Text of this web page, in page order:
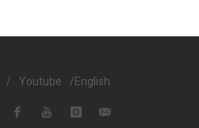
English
/
Youtube
/